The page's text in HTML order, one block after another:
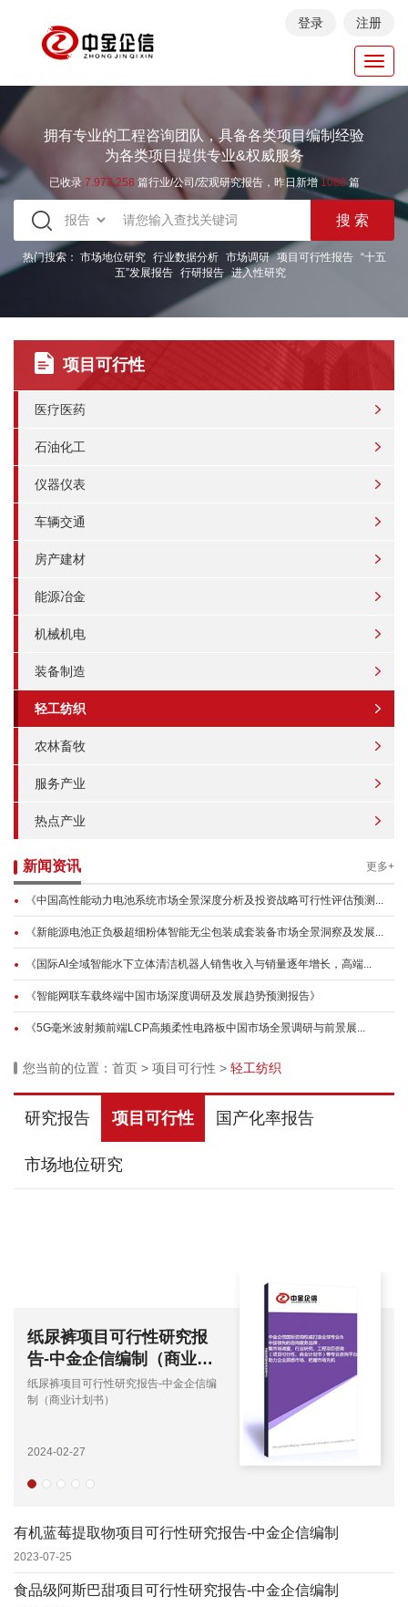
登录 注册
拥有专业的工程咨询团队，具备各类项目编制经验
为各类项目提供专业&权威服务
已收录 7.973.258 篇行业/公司/宏观研究报告，昨日新增 1088篇
热门搜索： 市场地位研究 行业数据分析 市场调研 项目可行性报告
“十五
五”发展报告 行研报告 进入性研究
项目可行性
医疗医药
石油化工
仪器仪表
车辆交通
房产建材
能源冶金
机械机电
装备制造
轻工纺织
农林畜牧
服务产业
热点产业
新闻资讯 更多+
《中国高性能动力电池系统市场全景深度分析及投资战略可行性评估预测...
《新能源电池正负极超细粉体智能无尘包装成套装备市场全景洞察及发展...
《国际AI全域智能水下立体清洁机器人销售收入与销量逐年增长，高端...
《智能网联车载终端中国市场深度调研及发展趋势预测报告》
《5G毫米波射频前端LCP高频柔性电路板中国市场全景调研与前景展...
您当前的位置： 首页 > 项目可行性 > 轻工纺织
研究报告 项目可行性 国产化率报告
市场地位研究
纸尿裤项目可行性研究报
告-中金企信编制（商业计
划书）
纸尿裤项目可行性研究报告-中金企信编
制（商业计划书）
2024-02-27
有机蓝莓提取物项目可行性研究报告-中金企信编制
2023-07-25
食品级阿斯巴甜项目可行性研究报告-中金企信编制